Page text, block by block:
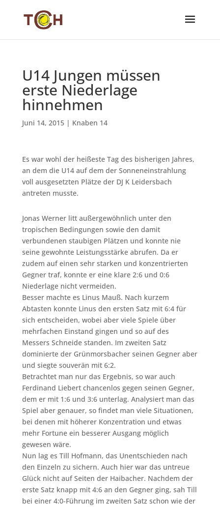
U14 Jungen müssen
erste Niederlage
hinnehmen
Juni 14, 2015| Knaben 14
Es war wohl der heißeste Tag des bisherigen Jahres,
an dem die U14 auf dem der Sonneneinstrahlung
voll ausgesetzten Plätze der DJ K Leidersbach
antreten musste.
Jonas Werner litt außergewöhnlich unter den
tropischen Bedingungen sowie den damit
verbundenen staubigen Plätzen und konnte nie
seine gewohnte Leistungsstärke abrufen. Da er
zudem auf einen sehr starken und konzentrierten
Gegner traf, konnte er eine klare 2:6 und 0:6
Niederlage nicht vermeiden.
Besser machte es Linus Mauß. Nach kurzem
Abtasten konnte Linus den ersten Satz mit 6:4 für
sich entscheiden, wobei aber viele Spiele über
mehrfachen Einstand gingen und so auf des
Messers Schneide standen. Im zweiten Satz
dominierte der Grünmorsbacher seinen Gegner aber
und siegte souverän mit 6:2.
Betrachtet man nur das Ergebnis, so war auch
Ferdinand Liebert chancenlos gegen seinen Gegner,
dem er mit 1:6 und 3:6 unterlag. Analysiert man das
Spiel aber genauer, so findet man viele Situationen,
bei denen mit höherer Konzentration und etwas
mehr Fortune ein besserer Ausgang möglich
gewesen wäre.
Nun lag es Till Hofmann, das Unentschieden nach
den Einzeln zu sichern. Auch hier war das untreue
Glück nicht auf Seiten der Haibacher. Nachdem der
erste Satz knapp mit 4:6 an den Gegner ging, sah Till
bei einer 4:0-Führung im zweiten Satz schon wie der